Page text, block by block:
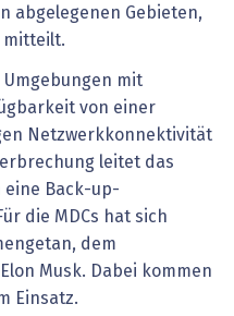
abgelegenen Gebieten,
mitteilt.
Umgebungen mit
von einer
Netzwerkkonnektivität
leitet das
eine Back-up-
die MDCs hat sich
dem
Musk. Dabei kommen
Einsatz.